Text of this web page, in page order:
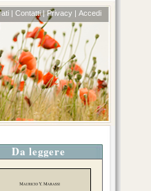
| Contatti | Privacy | Accedi
Da leggere